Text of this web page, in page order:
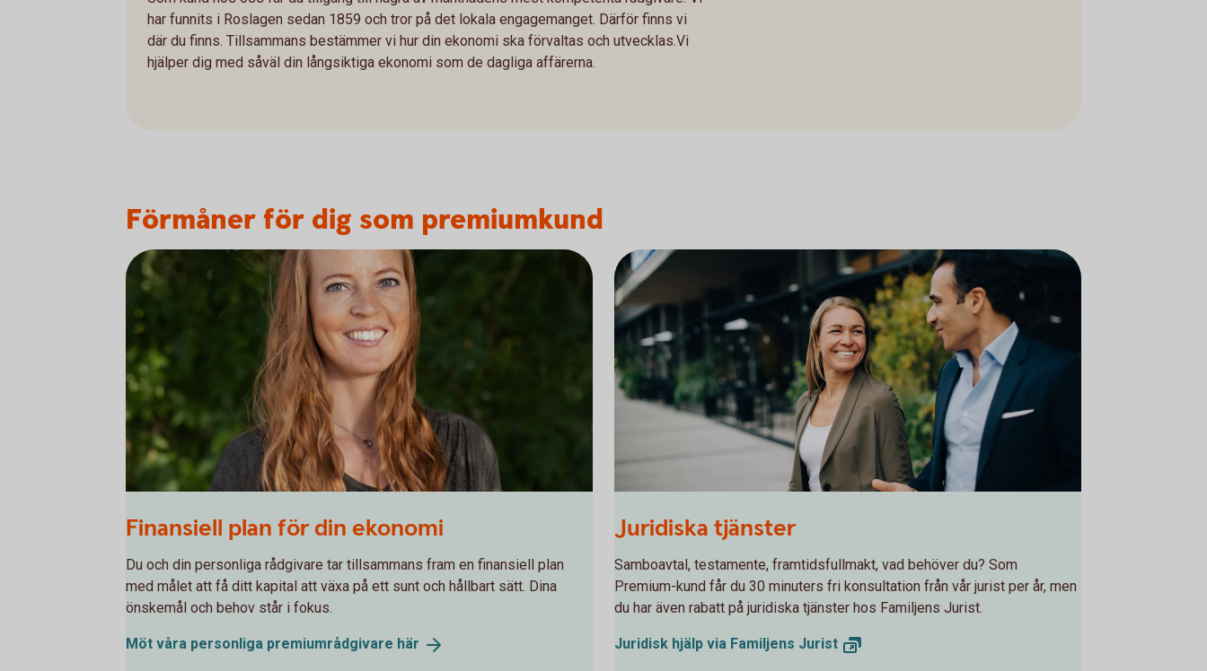
har funnits i Roslagen sedan 1859 och tror på det lokala engagemanget. Därför finns vi
där du finns. Tillsammans bestämmer vi hur din ekonomi ska förvaltas och utvecklas.Vi
hjälper dig med såväl din långsiktiga ekonomi som de dagliga affärerna.
Förmåner för dig som premiumkund
Finansiell plan för din ekonomi
Du och din personliga rådgivare tar tillsammans fram en finansiell plan
med målet att få ditt kapital att växa på ett sunt och hållbart sätt. Dina
önskemål och behov står i fokus.
Möt våra personliga premiumrådgivare här
Juridiska tjänster
Samboavtal, testamente, framtidsfullmakt, vad behöver du? Som
Premium-kund får du 30 minuters fri konsultation från vår jurist per år, men
du har även rabatt på juridiska tjänster hos Familjens Jurist.
Juridisk hjälp via Familjens Jurist